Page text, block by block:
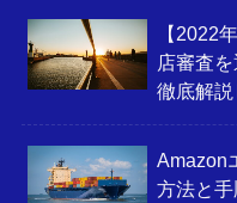
【2022
店審査
徹底解
Amazon
方法と